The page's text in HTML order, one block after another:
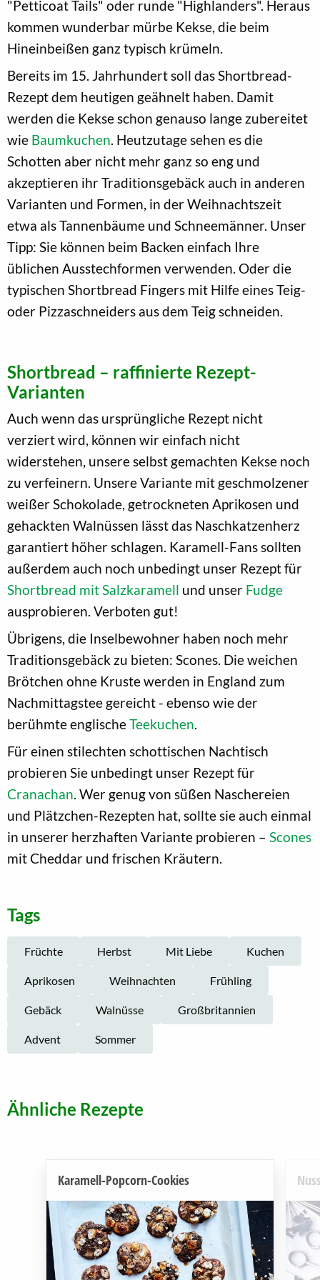
"Petticoat Tails" oder runde "Highlanders". Heraus
kommen wunderbar mürbe Kekse, die beim
Hineinbeißen ganz typisch krümeln.
Bereits im 15. Jahrhundert soll das Shortbread-
Rezept dem heutigen geähnelt haben. Damit
werden die Kekse schon genauso lange zubereitet
wie Baumkuchen. Heutzutage sehen es die
Schotten aber nicht mehr ganz so eng und
akzeptieren ihr Traditionsgebäck auch in anderen
Varianten und Formen, in der Weihnachtszeit
etwa als Tannenbäume und Schneemänner. Unser
Tipp: Sie können beim Backen einfach Ihre
üblichen Ausstechformen verwenden. Oder die
typischen Shortbread Fingers mit Hilfe eines Teig-
oder Pizzaschneiders aus dem Teig schneiden.
Shortbread – raffinierte Rezept-
Varianten
Auch wenn das ursprüngliche Rezept nicht
verziert wird, können wir einfach nicht
widerstehen, unsere selbst gemachten Kekse noch
zu verfeinern. Unsere Variante mit geschmolzener
weißer Schokolade, getrockneten Aprikosen und
gehackten Walnüssen lässt das Naschkatzenherz
garantiert höher schlagen. Karamell-Fans sollten
außerdem auch noch unbedingt unser Rezept für
Shortbread mit Salzkaramell und unser Fudge
ausprobieren. Verboten gut!
Übrigens, die Inselbewohner haben noch mehr
Traditionsgebäck zu bieten: Scones. Die weichen
Brötchen ohne Kruste werden in England zum
Nachmittagstee gereicht - ebenso wie der
berühmte englischeTeekuchen.
Für einen stilechten schottischen Nachtisch
probieren Sie unbedingt unser Rezept für
Cranachan. Wer genug von süßen Naschereien
und Plätzchen-Rezepten hat, sollte sie auch einmal
in unserer herzhaften Variante probieren – Scones
mit Cheddar und frischen Kräutern.
Tags
Früchte Herbst Mit Liebe Kuchen
Aprikosen Weihnachten Frühling
Gebäck Walnüsse Großbritannien
Advent Sommer
Ähnliche Rezepte
Karamell-Popcorn-Cookies